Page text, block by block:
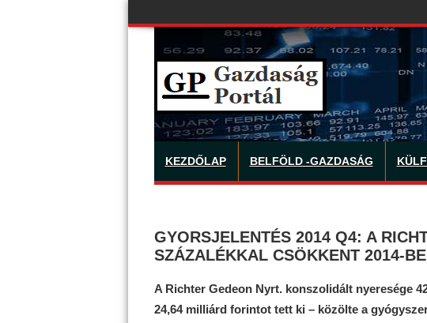
KEZDŐLAP BELFÖLD -GAZDASÁG
GYORSJELENTÉS 2014 Q4: A
SZÁZALÉKKAL CSÖKKENT 2014-
A Richter Gedeon Nyrt. konszolidált nyeresége
24,64 milliárd forintot tett ki – közölte a